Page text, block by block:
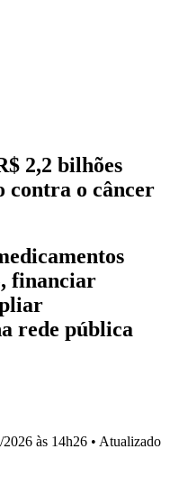
2,2 bilhões
o câncer
financiar
rede pública
2026 às 14h26 • Atualizado